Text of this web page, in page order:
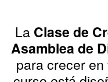
La Clase de
Asamblea de
para crecer